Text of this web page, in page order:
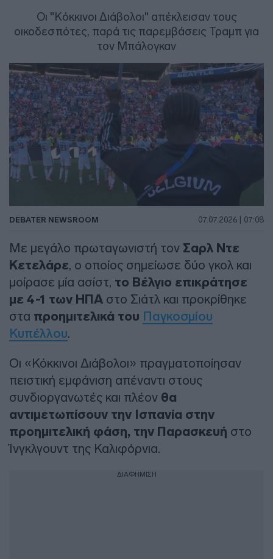
Οι "Κόκκινοι Διάβολοι" απέκλεισαν τους
οικοδεσπότες, παρά τις παρεμβάσεις Τραμπ για
τον Μπάλογκαν
DEBATER NEWSROOM 07.07.2026 | 07:08
Με μεγάλο πρωταγωνιστή τον Σαρλ Ντε
Κετελάρε, ο οποίος σημείωσε δύο γκολ και
μοίρασε μία ασίστ, το Βέλγιο επικράτησε
με 4-1 των ΗΠΑ στο Σιάτλ και προκρίθηκε
στα προημιτελικά του Παγκοσμίου
Κυπέλλου.
Οι «Κόκκινοι Διάβολοι» πραγματοποίησαν
πειστική εμφάνιση απέναντι στους
συνδιοργανωτές και πλέον θα
αντιμετωπίσουν την Ισπανία στην
προημιτελική φάση, την Παρασκευή στο
Ίνγκλγουντ της Καλιφόρνια.
ΔΙΑΦΗΜΙΣΗ